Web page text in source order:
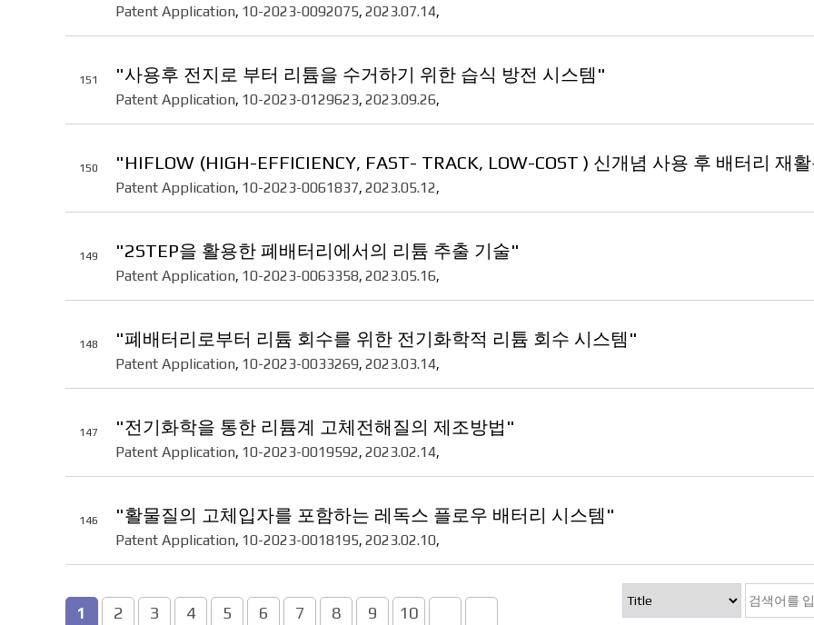
Patent Application, 10-2023-0092075, 2023.07.14,
151 "사용후 전지로 부터 리튬을 수거하기 위한 습식 방전 시스템"
Patent Application, 10-2023-0129623, 2023.09.26,
150 "HIFLOW (HIGH-EFFICIENCY, FAST- TRACK, LOW-COST ) 신개념 사용 후 배터리 재
Patent Application, 10-2023-0061837, 2023.05.12,
149 "2STEP을 활용한 폐배터리에서의 리튬 추출 기술"
Patent Application, 10-2023-0063358, 2023.05.16,
148 "폐배터리로부터 리튬 회수를 위한 전기화학적 리튬 회수 시스템"
Patent Application, 10-2023-0033269, 2023.03.14,
147 "전기화학을 통한 리튬계 고체전해질의 제조방법"
Patent Application, 10-2023-0019592, 2023.02.14,
146 "활물질의 고체입자를 포함하는 레독스 플로우 배터리 시스템"
Patent Application, 10-2023-0018195, 2023.02.10,
1 2 3 4 5 6 7 8 9 10